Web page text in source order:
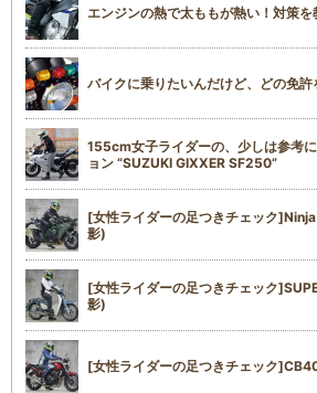
エンジンの熱で太ももが熱い！対策を
バイクに乗りたいんだけど、どの免許
155cm女子ライダーの、少しは参考
ョン “SUZUKI GIXXER SF250”
[女性ライダーの足つきチェック
影)
[女性ライダーの足つきチェック
影)
[女性ライダーの足つきチェック